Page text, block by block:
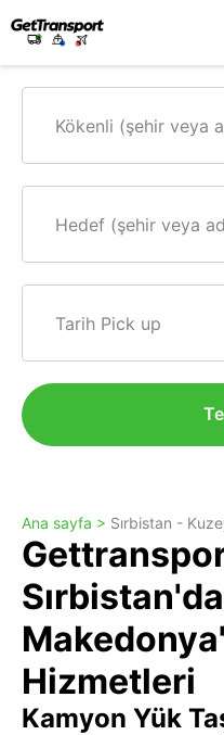
Kökenli (şehir veya
Hedef (şehir veya
Tarih Pick up
Ana sayfa > Sırbistan -
Hizmetleri
Kamyon Yük